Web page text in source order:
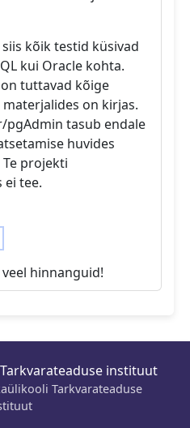
kõik testid küsivad
kui Oracle kohta.
tuttavad kõige
on kirjas.
pgAdmin tasub endale
huvides
projekti
ei tee.
veel hinnanguid!
Tarkvarateaduse instituut
Tarkvarateaduse